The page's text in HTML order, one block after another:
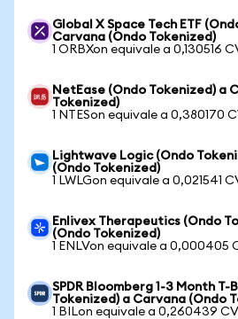
Global X Space Tech ETF
Carvana (Ondo Tokenized)
1 ORBXon equivale a 0,130516
NetEase (Ondo Tokenized) a
Tokenized)
1 NTESon equivale a 0,380170
Lightwave Logic (Ondo
(Ondo Tokenized)
1 LWLGon equivale a 0,021541
Enlivex Therapeutics (Ondo
(Ondo Tokenized)
1 ENLVon equivale a 0,000405
SPDR Bloomberg 1-3 Month T-
Tokenized) a Carvana (Ondo
1 BILon equivale a 0,260439